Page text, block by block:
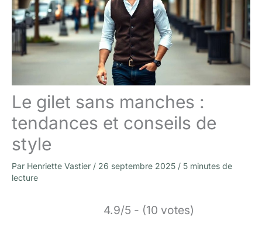
Le gilet sans manches :
tendances et conseils de
style
Par Henriette Vastier / 26 septembre 2025 / 5 minutes de
lecture
4.9/5 - (10 votes)